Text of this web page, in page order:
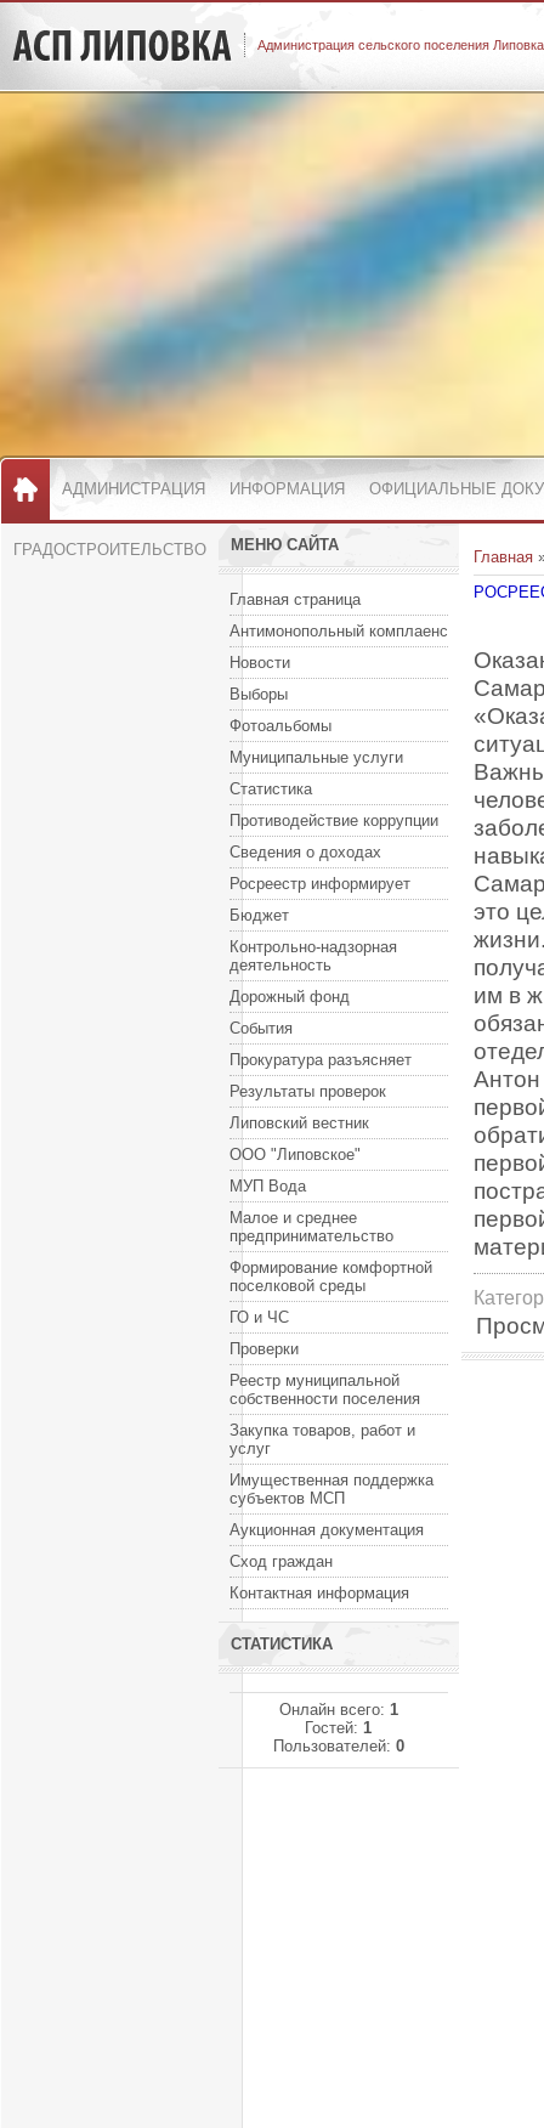
Администрация сельского поселения
АДМИНИСТРАЦИЯ ИНФОРМАЦИЯ ОФИЦИАЛЬНЫЕ
ГРАДОСТРОИТЕЛЬСТВО МЕНЮ САЙТА
Главная страница
Антимонопольный комплаенс
Новости
Выборы
Фотоальбомы
Муниципальные услуги
Статистика
Противодействие коррупции
Сведения о доходах
Росреестр информирует
Бюджет
Контрольно-надзорная
деятельность
Дорожный фонд
События
Прокуратура разъясняет
Результаты проверок
Липовский вестник
ООО "Липовское"
МУП Вода
Малое и среднее
предпринимательство
Формирование комфортной
поселковой среды
ГО и ЧС
Проверки
Реестр муниципальной
собственности поселения
Закупка товаров, работ и
услуг
Имущественная поддержка
субъектов МСП
Аукционная документация
Сход граждан
Контактная информация
СТАТИСТИКА
Онлайн всего: 1
Гостей:1
Пользователей: 0
Главная
это
им в
Антон